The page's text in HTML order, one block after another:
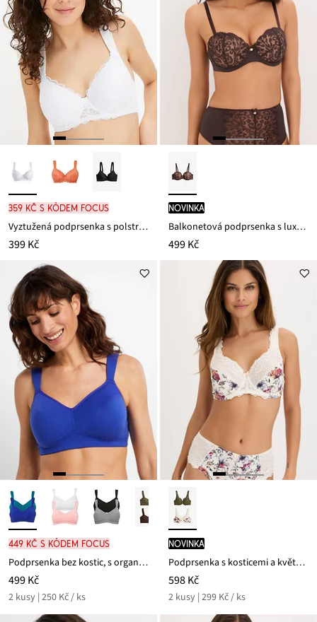
359 Kč s kódem FOCUS
Vyztužená podprsenka s polstrovanými ramínky
399 Kč
novinka
Balkonetová podprsenka s luxusní výšivkou
499 Kč
449 Kč s kódem FOCUS
Podprsenka bez kostic, s organickou bavlnou (2 ks v balení)
499 Kč
2 kusy | 250 Kč / ks
novinka
Podprsenka s kosticemi a květovaným potiskem (2 ks v balení)
598 Kč
2 kusy | 299 Kč / ks